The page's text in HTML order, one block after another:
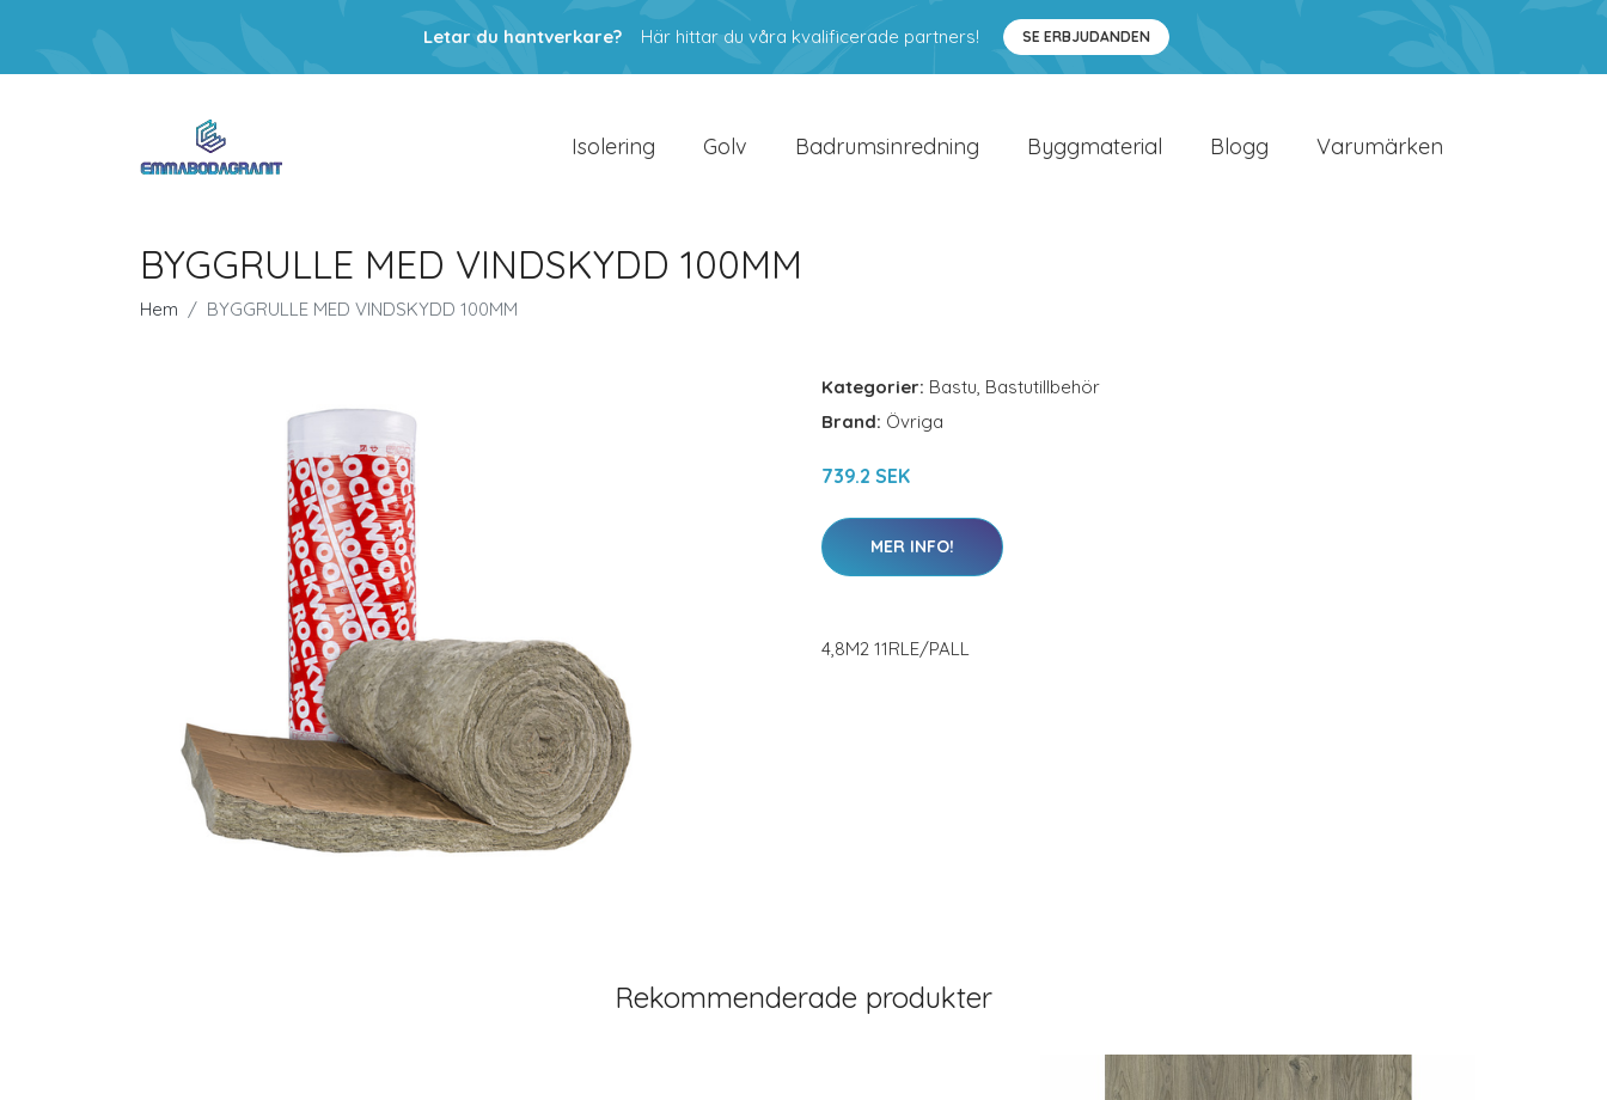
Letar du hantverkare? Här hittar du våra kvalificerade partners! SE ERBJUDANDEN
Isolering Golv Badrumsinredning Byggmaterial Blogg Varumärken
BYGGRULLE MED VINDSKYDD 100MM
Hem BYGGRULLE MED VINDSKYDD 100MM
Kategorier: Bastu, Bastutillbehör
Brand: Övriga
739.2 SEK
MER INFO!
4,8M2 11RLE/PALL
Rekommenderade produkter